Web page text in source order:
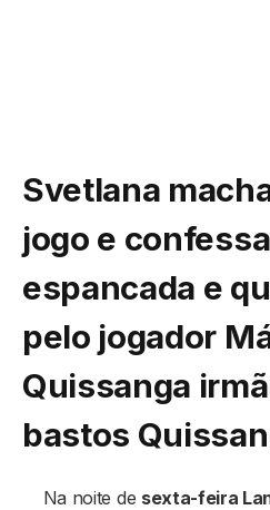
Svetlana
jogo e
espancada e
pelo jogador
Quissanga
bastos
Na noite de sexta-feira